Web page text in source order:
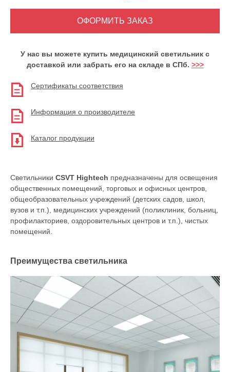
У нас вы можете купить медицинский светильник с
доставкой или забрать его на складе в СПб. >>>
Сертификаты соответствия
Информация о производителе
Каталог продукции
Светильники CSVT Hightech предназначены для освещения
общественных помещений, торговых и офисных центров,
общеобразовательных учреждений (детских садов, школ,
вузов и т.п.), медицинских учреждений (поликлиник, больниц,
профилакториев, оздоровительных центров и т.п.), чистых
помещений.
Преимущества светильника